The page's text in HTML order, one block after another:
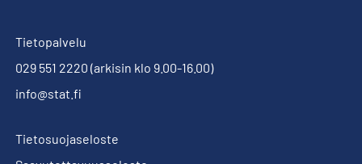
Tietopalvelu
029 551 2220 (arkisin klo 9.00-16.00)
info@stat.fi
Tietosuojaseloste